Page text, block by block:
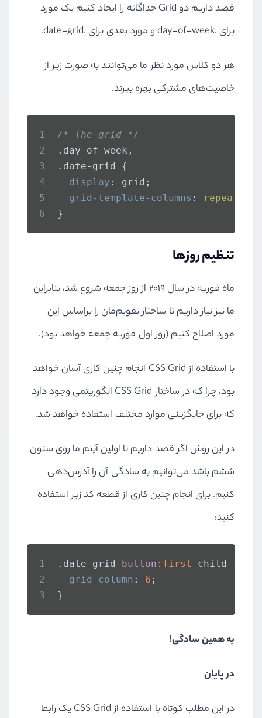
قصد داریم دو Grid جداگانه را ایجاد کنیم یک مورد
برای .day-of-week و مورد بعدی برای .date-grid.
هر دو کلاس مورد نظر ما می‌توانند به صورت زیر از
خاصیت‌های مشترکی بهره‌ ببرند.
/* The grid */
.day-of-week ,
.date-grid
{
display : grid;
grid-template-columns : repeat
}
تنظیم روزها
ماه فوریه در سال ۲۰۱۹ از روز جمعه شروع شد، بنابراین
ما نیز نیاز داریم تا ساختار تقویم‌مان را براساس این
مورد اصلاح کنیم (روز اول فوریه جمعه خواهد بود).
با استفاده از CSS Grid انجام چنین کاری آسان خواهد
بود، چرا که در ساختار CSS Grid الگوریتمی وجود دارد
که برای جایگزینی موارد مختلف استفاده خواهد شد.
در این روش اگر قصد داریم تا اولین آیتم ما روی ستون
ششم باشد می‌توانیم به سادگی آن را آدرس‌دهی
کنیم. برای انجام چنین کاری از قطعه کد زیر استفاده
کنید:
.date-grid button :first -child {
grid-column : 6 ;
}
به همین سادگی!
در پایان
در این مطلب کوتاه با استفاده از CSS Grid یک رابط